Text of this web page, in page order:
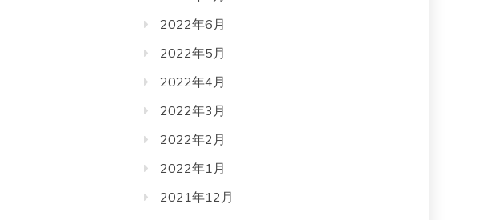
2022年6月
2022年5月
2022年4月
2022年3月
2022年2月
2022年1月
2021年12月